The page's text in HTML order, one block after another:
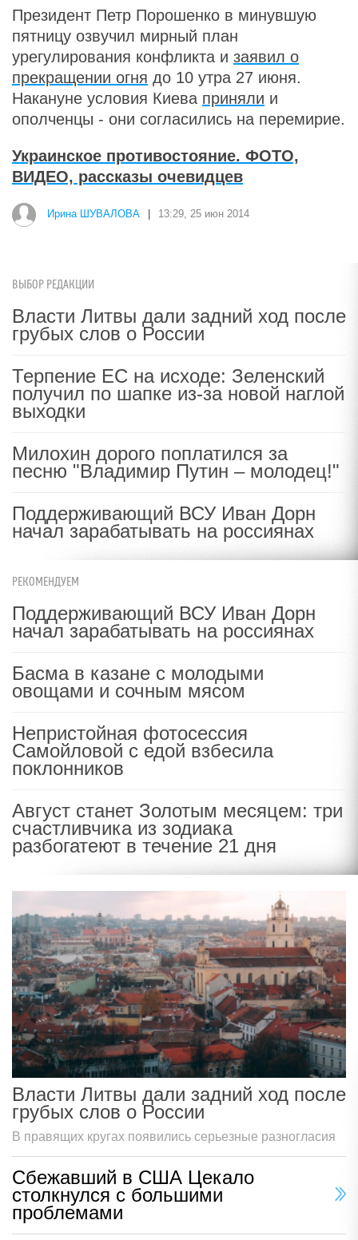
Президент Петр Порошенко в минувшую
пятницу озвучил мирный план
урегулирования конфликта и заявил о
прекращении огня до 10 утра 27 июня.
Накануне условия Киева приняли и
ополченцы - они согласились на перемирие.
Украинское противостояние. ФОТО,
ВИДЕО, рассказы очевидцев
Ирина ШУВАЛОВА 13:29, 25 июн 2014
ВЫБОР РЕДАКЦИИ
Власти Литвы дали задний ход после
грубых слов о России
Терпение ЕС на исходе: Зеленский
получил по шапке из-за новой наглой
выходки
Милохин дорого поплатился за
песню "Владимир Путин – молодец!"
Поддерживающий ВСУ Иван Дорн
начал зарабатывать на россиянах
РЕКОМЕНДУЕМ
Поддерживающий ВСУ Иван Дорн
начал зарабатывать на россиянах
Басма в казане с молодыми
овощами и сочным мясом
Непристойная фотосессия
Самойловой с едой взбесила
поклонников
Август станет Золотым месяцем: три
счастливчика из зодиака
разбогатеют в течение 21 дня
Власти Литвы дали задний ход после
грубых слов о России
В правящих кругах появились серьезные разногласия
Сбежавший в США Цекало
столкнулся с большими
проблемами